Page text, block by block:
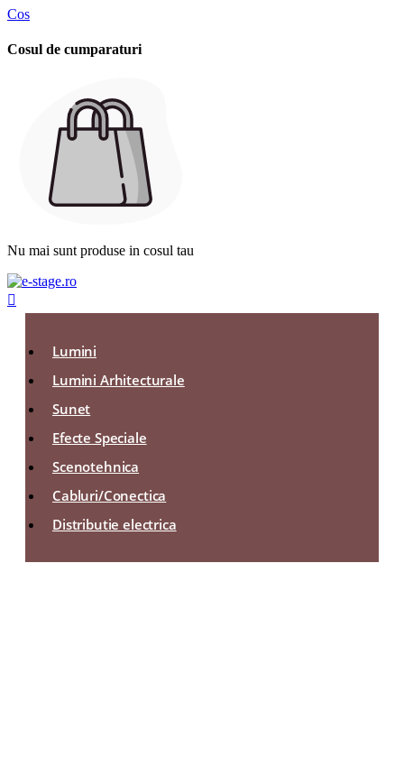
Cos
Cosul de cumparaturi
Nu mai sunt produse in cosul tau

Lumini
Lumini Arhitecturale
Sunet
Efecte Speciale
Scenotehnica
Cabluri/Conectica
Distributie electrica